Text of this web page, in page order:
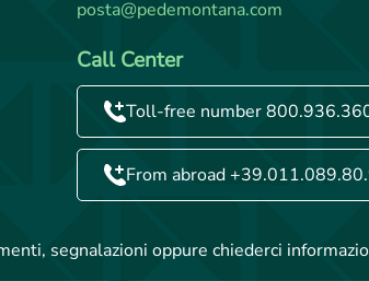
posta@pedemontana.com
Call Center
Toll-free number
From abroad
segnalazioni oppure chiederci